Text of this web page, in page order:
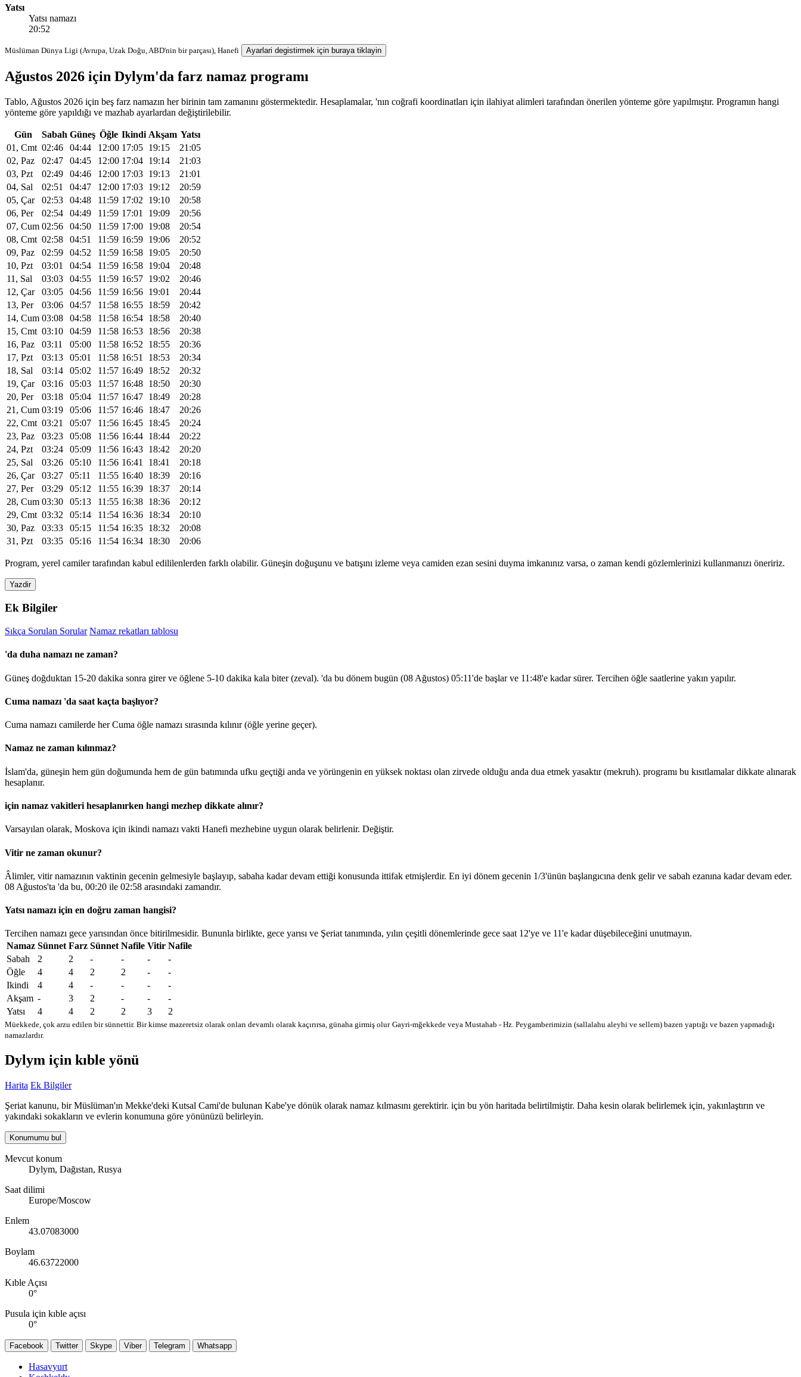
Yatsı
Yatsı namazı
20:52
Müslüman Dünya Ligi (Avrupa, Uzak Doğu, ABD'nin bir parçası), Hanefi Ayarlari degistirmek için buraya tiklayin
Ağustos 2026 için Dylym'da farz namaz programı
Tablo, Ağustos 2026 için beş farz namazın her birinin tam zamanını göstermektedir. Hesaplamalar, 'nın coğrafi koordinatları için ilahiyat alimleri tarafından önerilen yönteme göre yapılmıştır. Programın hangi
yönteme göre yapıldığı ve mazhab ayarlardan değiştirilebilir.
Gün Sabah Güneş Öğle Ikindi Akşam Yatsı
01, Cmt 02:46 04:44 12:00 17:05 19:15
21:05
02, Paz
02:47 04:45 12:00 17:04 19:14
21:03
03, Pzt
02:49 04:46 12:00 17:03 19:13
21:01
04, Sal
02:51 04:47 12:00 17:03 19:12
20:59
05, Çar
02:53 04:48 11:59 17:02 19:10
20:58
06, Per
02:54 04:49 11:59 17:01 19:09
20:56
07, Cum 02:56 04:50 11:59 17:00 19:08
20:54
08, Cmt 02:58 04:51 11:59 16:59 19:06
20:52
09, Paz
02:59 04:52 11:59 16:58 19:05
20:50
10, Pzt
03:01 04:54 11:59 16:58 19:04
20:48
11, Sal
03:03 04:55 11:59 16:57 19:02
20:46
12, Çar
03:05 04:56 11:59 16:56 19:01
20:44
13, Per
03:06 04:57 11:58 16:55 18:59
20:42
14, Cum 03:08 04:58 11:58 16:54 18:58
20:40
15, Cmt 03:10 04:59 11:58 16:53 18:56
20:38
16, Paz
03:11 05:00 11:58 16:52 18:55
20:36
17, Pzt
03:13 05:01 11:58 16:51 18:53
20:34
18, Sal
03:14 05:02 11:57 16:49 18:52
20:32
19, Çar
03:16 05:03 11:57 16:48 18:50
20:30
20, Per
03:18 05:04 11:57 16:47 18:49
20:28
21, Cum 03:19 05:06 11:57 16:46 18:47
20:26
22, Cmt 03:21 05:07 11:56 16:45 18:45
20:24
23, Paz
03:23 05:08 11:56 16:44 18:44
20:22
24, Pzt
03:24 05:09 11:56 16:43 18:42
20:20
25, Sal
03:26 05:10 11:56 16:41 18:41
20:18
26, Çar
03:27 05:11 11:55 16:40 18:39
20:16
27, Per
03:29 05:12 11:55 16:39 18:37
20:14
28, Cum 03:30 05:13 11:55 16:38 18:36
20:12
29, Cmt 03:32 05:14 11:54 16:36 18:34
20:10
30, Paz
03:33 05:15 11:54 16:35 18:32
20:08
31, Pzt
03:35 05:16 11:54 16:34 18:30 20:06
Program, yerel camiler tarafından kabul edililenlerden farklı olabilir. Güneşin doğuşunu ve batışını izleme veya camiden ezan sesini duyma imkanınız varsa, o zaman kendi gözlemlerinizi kullanmanızı öneririz.
Yazdir
Ek Bilgiler
Sıkça Sorulan Sorular Namaz rekatları tablosu
'da duha namazı ne zaman?
Güneş doğduktan 15-20 dakika sonra girer ve öğlene 5-10 dakika kala biter (zeval). 'da bu dönem bugün (08 Ağustos) 05:11'de başlar ve 11:48'e kadar sürer. Tercihen öğle saatlerine yakın yapılır.
Cuma namazı 'da saat kaçta başlıyor?
Cuma namazı camilerde her Cuma öğle namazı sırasında kılınır (öğle yerine geçer).
Namaz ne zaman kılınmaz?
İslam'da, güneşin hem gün doğumunda hem de gün batımında ufku geçtiği anda ve yörüngenin en yüksek noktası olan zirvede olduğu anda dua etmek yasaktır (mekruh). programı bu kısıtlamalar dikkate alınarak
hesaplanır.
için namaz vakitleri hesaplanırken hangi mezhep dikkate alınır?
Varsayılan olarak, Moskova için ikindi namazı vakti Hanefi mezhebine uygun olarak belirlenir. Değiştir.
Vitir ne zaman okunur?
Âlimler, vitir namazının vaktinin gecenin gelmesiyle başlayıp, sabaha kadar devam ettiği konusunda ittifak etmişlerdir. En iyi dönem gecenin 1/3'ünün başlangıcına denk gelir ve sabah ezanına kadar devam eder.
08 Ağustos'ta 'da bu, 00:20 ile 02:58 arasındaki zamandır.
Yatsı namazı için en doğru zaman hangisi?
Tercihen namazı gece yarısından önce bitirilmesidir. Bununla birlikte, gece yarısı ve Şeriat tanımında, yılın çeşitli dönemlerinde gece saat 12'ye ve 11'e kadar düşebileceğini unutmayın.
Namaz Sünnet Farz Sünnet Nafile Vitir Nafile
Sabah
2 2 - - -
-
Öğle
4 4 2 2 -
-
Ikindi
4 4 - - -
-
Akşam - 3 2 - -
-
Yatsı
4 4 2 2 3 2
Müekkede, çok arzu edilen bir sünnettir. Bir kimse mazeretsiz olarak onları devamlı olarak kaçırırsa, günaha girmiş olur Gayri-mğekkede veya Mustahab - Hz. Peygamberimizin (sallalahu aleyhi ve sellem) bazen yaptığı ve bazen yapmadığı
namazlardır.
Dylym için kıble yönü
Harita Ek Bilgiler
Şeriat kanunu, bir Müslüman'ın Mekke'deki Kutsal Cami'de bulunan Kabe'ye dönük olarak namaz kılmasını gerektirir. için bu yön haritada belirtilmiştir. Daha kesin olarak belirlemek için, yakınlaştırın ve
yakındaki sokakların ve evlerin konumuna göre yönünüzü belirleyin.
Konumumu bul
Mevcut konum
Dylym, Dağıstan, Rusya
Saat dilimi
Europe/Moscow
Enlem
43.07083000
Boylam
46.63722000
Kıble Açısı
0°
Pusula için kıble açısı
0°
Facebook Twitter Skype Viber Telegram Whatsapp
Hasavyurt